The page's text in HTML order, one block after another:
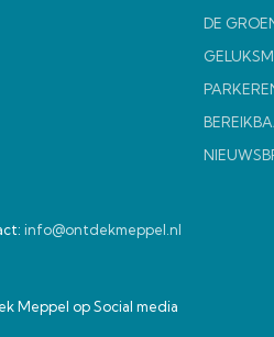
DE
info@ontdekmeppel.nl
Meppel op Social media